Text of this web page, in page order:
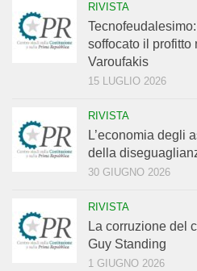
RIVISTA
soffocato il profitto
Varoufakis
15 LUGLIO 2026
RIVISTA
L’economia degli
della
30 GIUGNO 2026
RIVISTA
La corruzione del
Guy Standing
1 GIUGNO 2026